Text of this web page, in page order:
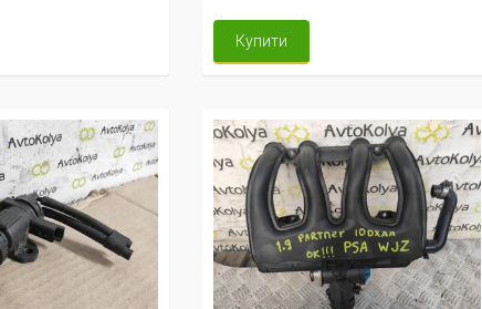
Купити